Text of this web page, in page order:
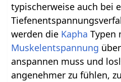
typischerweise auch bei
werden die Kapha Typen
Muskelentspannung
anspannen muss und
angenehmer zu fühlen,